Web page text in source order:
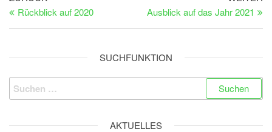
Beitrag
Rückblick auf 2020
Ausblick auf das Jahr 2021
SUCHFUNKTION
Suchen
nach:
AKTUELLES